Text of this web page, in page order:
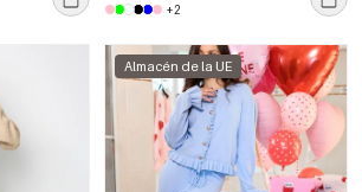
+2
Almacén de la UE